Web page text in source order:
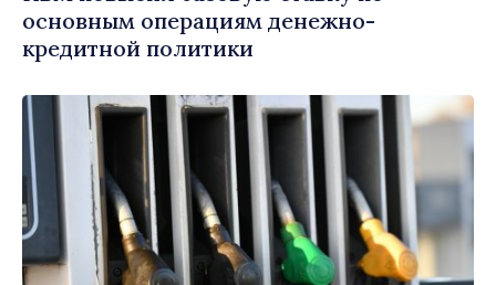
основным операциям денежно-
кредитной политики